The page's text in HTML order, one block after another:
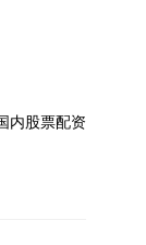
内股票配资